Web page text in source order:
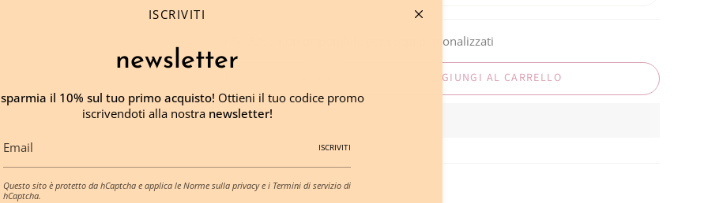
ISCRIVITI
newsletter
il 10% sul tuo primo acquisto! Ottieni il tuo codice promo
iscrivendoti alla nostra newsletter!
ISCRIVITI
Questo sito è protetto da hCaptcha e applica le Norme sulla privacye i Termini di servizio di
hCaptcha.
Reso non disponibile per i capi personalizzati
AGGIUNGI AL CARRELLO